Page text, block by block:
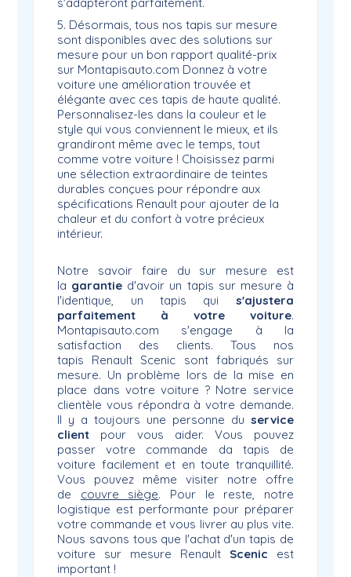
5. Désormais, tous nos tapis sur mesure
sont disponibles avec des solutions sur
mesure pour un bon rapport qualité-prix
sur Montapisauto.com Donnez à votre
voiture une amélioration trouvée et
élégante avec ces tapis de haute qualité.
Personnalisez-les dans la couleur et le
style qui vous conviennent le mieux, et ils
grandiront même avec le temps, tout
comme votre voiture ! Choisissez parmi
une sélection extraordinaire de teintes
durables conçues pour répondre aux
spécifications Renault pour ajouter de la
chaleur et du confort à votre précieux
intérieur.
Notre savoir faire du sur mesure est
la garantie d'avoir un tapis sur mesure à
l'identique, un tapis qui s'ajustera
parfaitement à votre voiture.
Montapisauto.com s'engage à la
satisfaction des clients. Tous nos
tapis Renault Scenic sont fabriqués sur
mesure. Un problème lors de la mise en
place dans votre voiture ? Notre service
clientèle vous répondra à votre demande.
Il y a toujours une personne du service
client pour vous aider. Vous pouvez
passer votre commande da tapis de
voiture facilement et en toute tranquillité.
Vous pouvez même visiter notre offre
de couvre siège. Pour le reste, notre
logistique est performante pour préparer
votre commande et vous livrer au plus vite.
Nous savons tous que l'achat d'un tapis de
voiture sur mesure RenaultScenic est
important !